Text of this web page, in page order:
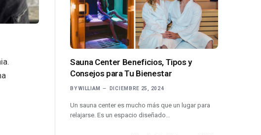
Sauna Center Beneficios, Tipos y
Consejos para Tu Bienestar
BY WILLIAM DICIEMBRE 25, 2024
Un sauna center es mucho más que un lugar para
relajarse. Es un espacio diseñado…